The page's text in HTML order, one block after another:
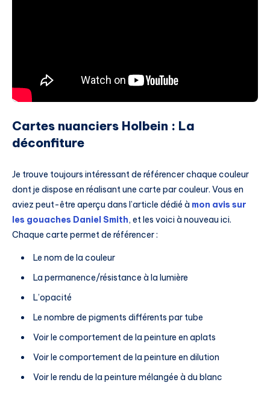
Cartes nuanciers Holbein : La
déconfiture
Je trouve toujours intéressant de référencer chaque couleur
dont je dispose en réalisant une carte par couleur. Vous en
aviez peut-être aperçu dans l’article dédié à mon avis sur
les gouaches Daniel Smith, et les voici à nouveau ici.
Chaque carte permet de référencer :
Le nom de la couleur
La permanence/résistance à la lumière
L’opacité
Le nombre de pigments différents par tube
Voir le comportement de la peinture en aplats
Voir le comportement de la peinture en dilution
Voir le rendu de la peinture mélangée à du blanc